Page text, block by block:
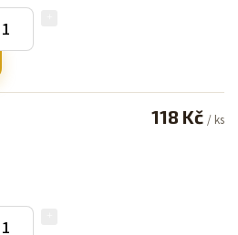
118 Kč / ks